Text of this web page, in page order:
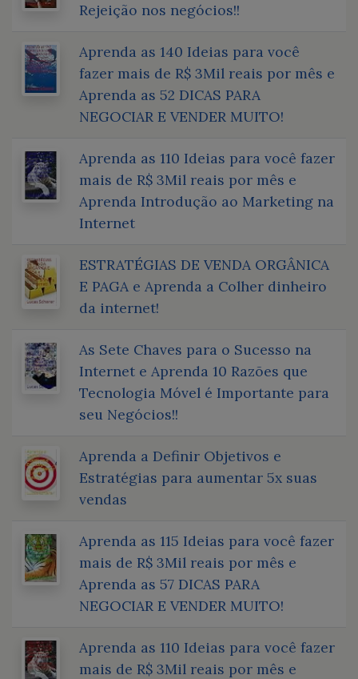
Rejeição nos negócios!!
Aprenda as 140 Ideias para você
fazer mais de R$ 3Mil reais por mês e
Aprenda as 52 DICAS PARA
NEGOCIAR E VENDER MUITO!
Aprenda as 110 Ideias para você fazer
mais de R$ 3Mil reais por mês e
Aprenda Introdução ao Marketing na
Internet
ESTRATÉGIAS DE VENDA ORGÂNICA
E PAGA e Aprenda a Colher dinheiro
da internet!
As Sete Chaves para o Sucesso na
Internet e Aprenda 10 Razões que
Tecnologia Móvel é Importante para
seu Negócios!!
Aprenda a Definir Objetivos e
Estratégias para aumentar 5x suas
vendas
Aprenda as 115 Ideias para você fazer
mais de R$ 3Mil reais por mês e
Aprenda as 57 DICAS PARA
NEGOCIAR E VENDER MUITO!
Aprenda as 110 Ideias para você fazer
mais de R$ 3Mil reais por mês e